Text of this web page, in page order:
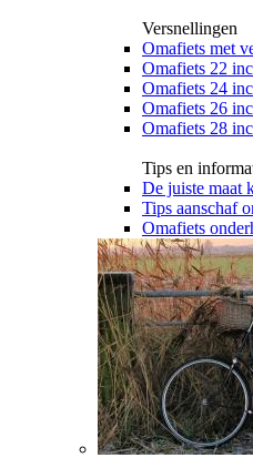
Versnellingen
Omafiets met
Omafiets 22
Omafiets 24
Omafiets 26
Omafiets 28
Tips en
De juiste maat
Tips aanschaf
Omafiets